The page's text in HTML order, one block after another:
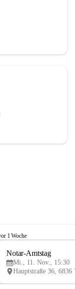
1 Woche
Notar-Amtstag
Mi., 11. Nov., 15:30